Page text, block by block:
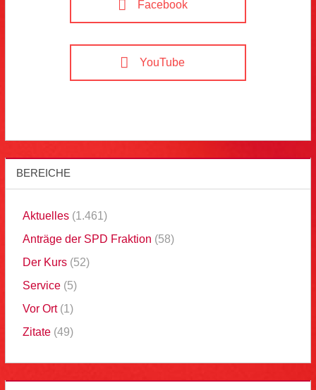
Facebook
YouTube
BEREICHE
Aktuelles(1.461)
Anträge der SPD Fraktion (58)
Der Kurs(52)
Service(5)
Vor Ort(1)
Zitate(49)